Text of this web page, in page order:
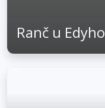
Ranč u Edyho